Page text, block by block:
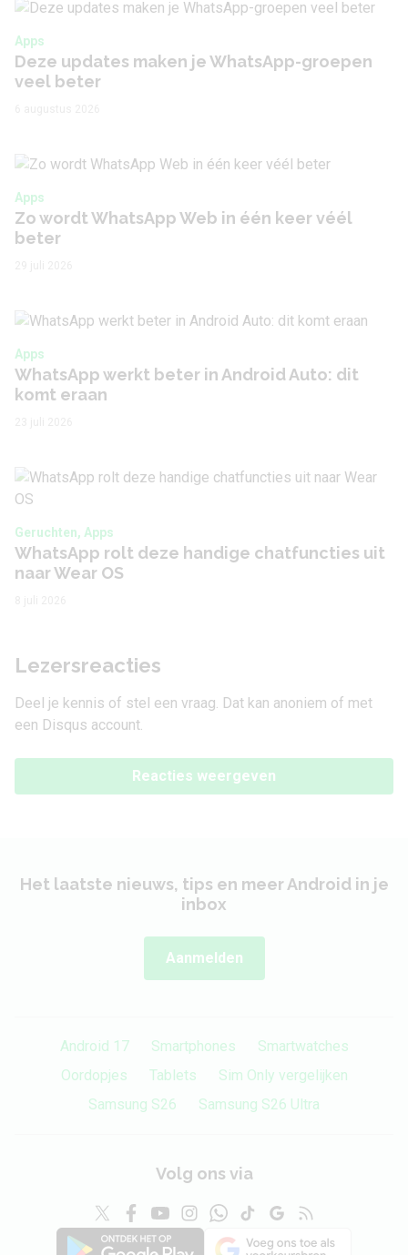
Apps
Deze updates maken je WhatsApp-groepen
veel beter
Apps
Zo wordt WhatsApp Web in één keer véél
beter
Apps
WhatsApp werkt beter in Android Auto: dit
komt eraan
Geruchten, Apps
WhatsApp rolt deze handige chatfuncties uit
naar Wear OS
Lezersreacties
Deel je kennis of stel een vraag. Dat kan anoniem of met
een Disqus account.
Reacties weergeven
Het laatste nieuws, tips en meer Android in je
inbox
Aanmelden
Android 17 Smartphones
Smartwatches
Oordopjes
Tablets
Sim Only vergelijken
Samsung S26
Samsung S26 Ultra
Volg ons via